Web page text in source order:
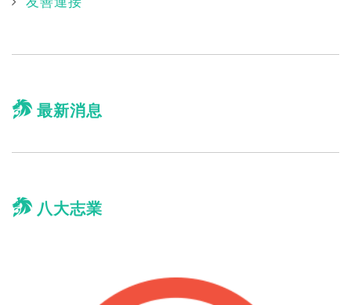
最新消息
八大志業